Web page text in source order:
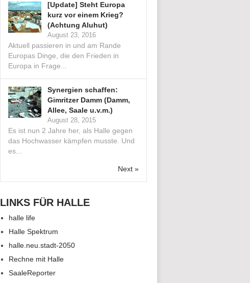
[Update] Steht Europa
kurz vor einem Krieg?
(Achtung Aluhut)
August 23, 2016
Aktuell passieren in und am Rande
Europas Dinge, die den Frieden in
Europa in Frage...
Synergien schaffen:
Gimritzer Damm (Damm,
Allee, Saale u.v.m.)
August 28, 2015
Es ist nun 2 Jahre her, als Halle gegen
das Hochwasser kämpfen musste. Und
es...
Next »
LINKS FÜR HALLE
halle life
Halle Spektrum
halle.neu.stadt-2050
Rechne mit Halle
SaaleReporter